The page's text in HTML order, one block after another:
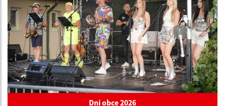
Dni obce 2026